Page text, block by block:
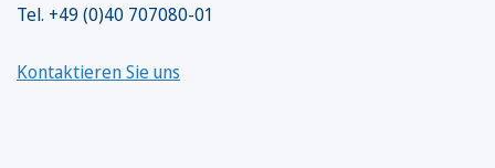
Tel. +49 (0)40 707080-01
Kontaktieren Sie uns